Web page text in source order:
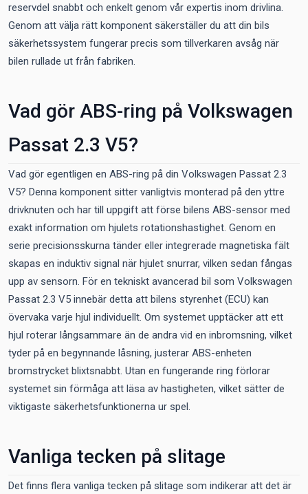
reservdel snabbt och enkelt genom vår expertis inom drivlina.
Genom att välja rätt komponent säkerställer du att din bils
säkerhetssystem fungerar precis som tillverkaren avsåg när
bilen rullade ut från fabriken.
Vad gör ABS-ring på Volkswagen
Passat 2.3 V5?
Vad gör egentligen en ABS-ring på din Volkswagen Passat 2.3
V5? Denna komponent sitter vanligtvis monterad på den yttre
drivknuten och har till uppgift att förse bilens ABS-sensor med
exakt information om hjulets rotationshastighet. Genom en
serie precisionsskurna tänder eller integrerade magnetiska fält
skapas en induktiv signal när hjulet snurrar, vilken sedan fångas
upp av sensorn. För en tekniskt avancerad bil som Volkswagen
Passat 2.3 V5 innebär detta att bilens styrenhet (ECU) kan
övervaka varje hjul individuellt. Om systemet upptäcker att ett
hjul roterar långsammare än de andra vid en inbromsning, vilket
tyder på en begynnande låsning, justerar ABS-enheten
bromstrycket blixtsnabbt. Utan en fungerande ring förlorar
systemet sin förmåga att läsa av hastigheten, vilket sätter de
viktigaste säkerhetsfunktionerna ur spel.
Vanliga tecken på slitage
Det finns flera vanliga tecken på slitage som indikerar att det är